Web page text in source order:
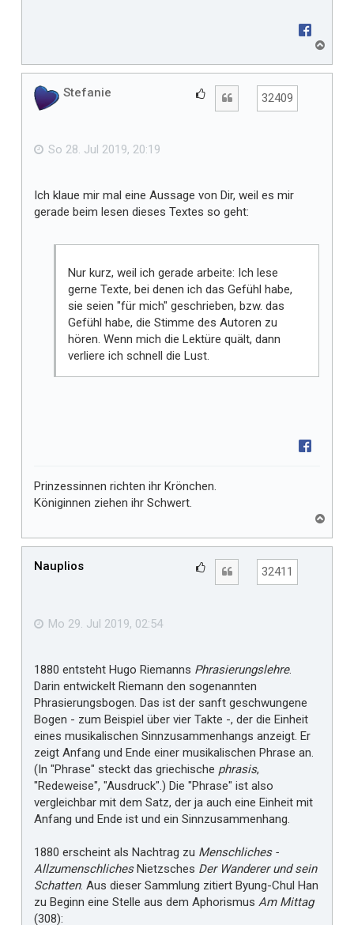
c
Stefanie
t
m
r
32409
So 28. Jul 2019, 20:19
Ich klaue mir mal eine Aussage von Dir, weil es mir
gerade beim lesen dieses Textes so geht:
Nur kurz, weil ich gerade arbeite: Ich lese
gerne Texte, bei denen ich das Gefühl habe,
sie seien "für mich" geschrieben, bzw. das
Gefühl habe, die Stimme des Autoren zu
hören. Wenn mich die Lektüre quält, dann
verliere ich schnell die Lust.
Prinzessinnen richten ihr Krönchen.
Königinnen ziehen ihr Schwert.
c
Nauplios
t
m
i
r
32411
Mo 29. Jul 2019, 02:54
1880 entsteht Hugo Riemanns Phrasierungslehre.
Darin entwickelt Riemann den sogenannten
Phrasierungsbogen. Das ist der sanft geschwungene
Bogen - zum Beispiel über vier Takte -, der die Einheit
eines musikalischen Sinnzusammenhangs anzeigt. Er
zeigt Anfang und Ende einer musikalischen Phrase an.
(In "Phrase" steckt das griechische phrasis,
"Redeweise", "Ausdruck".) Die "Phrase" ist also
vergleichbar mit dem Satz, der ja auch eine Einheit mit
Anfang und Ende ist und ein Sinnzusammenhang.
1880 erscheint als Nachtrag zu Menschliches -
AllzumenschlichesNietzsches Der Wanderer und sein
Schatten. Aus dieser Sammlung zitiert Byung-Chul Han
zu Beginn eine Stelle aus dem Aphorismus Am Mittag
(308):